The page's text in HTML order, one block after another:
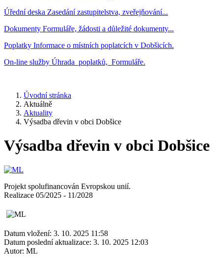
Úřední deska Zasedání zastupitelstva, zveřejňování...
Dokumenty Formuláře, žádosti a důležité dokumenty...
Poplatky Informace o místních poplatcích v Dobšicích.
On-line služby Úhrada poplatků, Formuláře.
Úvodní stránka
Aktuálně
Aktuality
Výsadba dřevin v obci Dobšice
Výsadba dřevin v obci Dobšice
Projekt spolufinancován Evropskou unií.
Realizace 05/2025 - 11/2028
Datum vložení: 3. 10. 2025 11:58
Datum poslední aktualizace: 3. 10. 2025 12:03
Autor: ML